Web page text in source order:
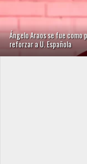
Ángelo Araos se fue como
reforzar a U. Española